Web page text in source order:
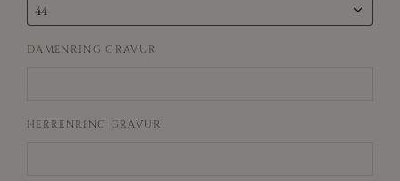
DAMENRING GRAVUR
HERRENRING GRAVUR